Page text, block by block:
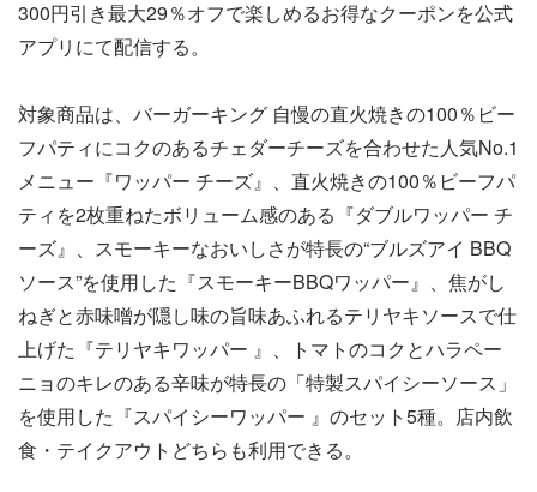
300円引き最大29％オフで楽しめるお得なクーポンを公式
アプリにて配信する。
対象商品は、バーガーキング 自慢の直火焼きの100％ビー
フパティにコクのあるチェダーチーズを合わせた人気No.1
メニュー『ワッパー チーズ』、直火焼きの100％ビーフパ
ティを2枚重ねたボリューム感のある『ダブルワッパー チ
ーズ』、スモーキーなおいしさが特長の“ブルズアイ BBQ
ソース”を使用した『スモーキーBBQワッパー』、焦がし
ねぎと赤味噌が隠し味の旨味あふれるテリヤキソースで仕
上げた『テリヤキワッパー 』、トマトのコクとハラペー
ニョのキレのある辛味が特長の「特製スパイシーソース」
を使用した『スパイシーワッパー 』のセット5種。店内飲
食・テイクアウトどちらも利用できる。